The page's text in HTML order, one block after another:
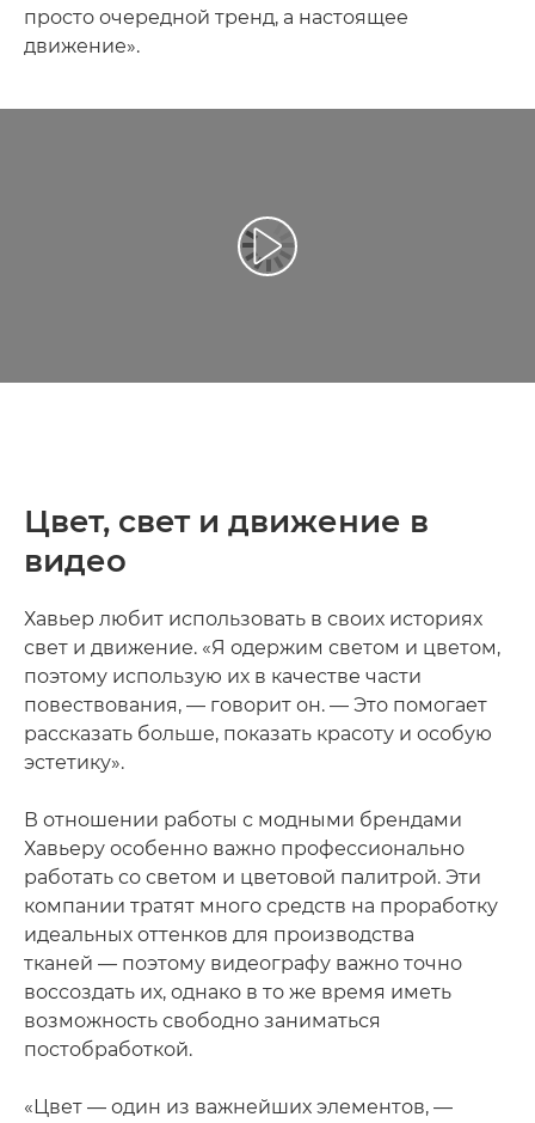
просто очередной тренд, а настоящее
движение».
Воспроизведение видео
Цвет, свет и движение в
видео
Хавьер любит использовать в своих историях
свет и движение. «Я одержим светом и цветом,
поэтому использую их в качестве части
повествования, — говорит он. — Это помогает
рассказать больше, показать красоту и особую
эстетику».
В отношении работы с модными брендами
Хавьеру особенно важно профессионально
работать со светом и цветовой палитрой. Эти
компании тратят много средств на проработку
идеальных оттенков для производства
тканей — поэтому видеографу важно точно
воссоздать их, однако в то же время иметь
возможность свободно заниматься
постобработкой.
«Цвет — один из важнейших элементов, —